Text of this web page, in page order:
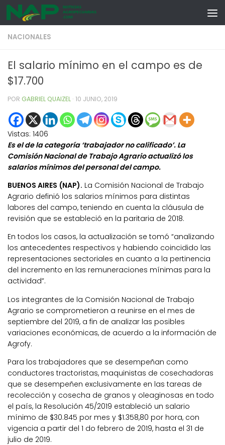
Skip to content
NACIONALES
El salario mínimo en el campo es de
$17.700
POR GABRIEL QUAIZEL · 10 JUNIO, 2019
Vistas: 1406
Es el de la categoría ‘trabajador no calificado’. La
Comisión Nacional de Trabajo Agrario actualizó los
salarios mínimos del personal del campo.
BUENOS AIRES (NAP). La Comisión Nacional de Trabajo
Agrario definió los salarios mínimos para distintas
labores del campo, teniendo en cuenta la cláusula de
revisión que se estableció en la paritaria de 2018.
En todos los casos, la actualización se tomó “analizando
los antecedentes respectivos y habiendo coincidido las
representaciones sectoriales en cuanto a la pertinencia
del incremento en las remuneraciones mínimas para la
actividad”.
Los integrantes de la Comisión Nacional de Trabajo
Agrario se comprometieron a reunirse en el mes de
septiembre del 2019, a fin de analizar las posibles
variaciones económicas, de acuerdo a la información de
Agrofy.
Para los trabajadores que se desempeñan como
conductores tractoristas, maquinistas de cosechadoras
que se desempeñen exclusivamente en las tareas de
recolección y cosecha de granos y oleaginosas en todo
el país, la Resolución 45/2019 estableció un salario
mínimo de $30.845 por mes y $1.358,80 por hora, con
vigencia a partir del 1 do febrero de 2019, hasta el 31 de
julio de 2019.